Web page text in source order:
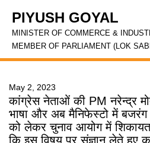
PIYUSH GOYAL
MINISTER OF COMMERCE &
MEMBER OF PARLIAMENT (LOK
May 2, 2023
कांग्रेस नेताओं की PM नरेन्द्र
भाषा और अब मैनिफेस्टो में
को लेकर चुनाव आयोग में शिकायत
कि इस विषय पर संज्ञान लेते हुए